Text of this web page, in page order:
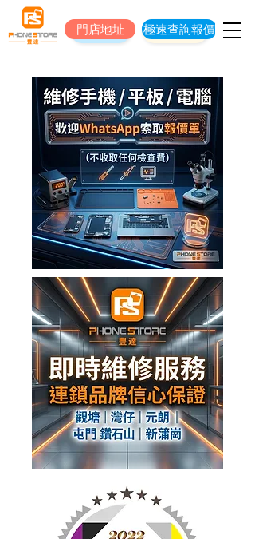
立即預約維修
門店地址
門店地址 極速查詢報價